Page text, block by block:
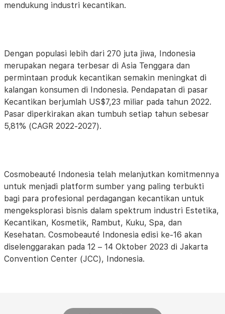
mendukung industri kecantikan.
Dengan populasi lebih dari 270 juta jiwa, Indonesia
merupakan negara terbesar di Asia Tenggara dan
permintaan produk kecantikan semakin meningkat di
kalangan konsumen di Indonesia. Pendapatan di pasar
Kecantikan berjumlah US$7,23 miliar pada tahun 2022.
Pasar diperkirakan akan tumbuh setiap tahun sebesar
5,81% (CAGR 2022-2027).
Cosmobeauté Indonesia telah melanjutkan komitmennya
untuk menjadi platform sumber yang paling terbukti
bagi para profesional perdagangan kecantikan untuk
mengeksplorasi bisnis dalam spektrum industri Estetika,
Kecantikan, Kosmetik, Rambut, Kuku, Spa, dan
Kesehatan. Cosmobeauté Indonesia edisi ke-16 akan
diselenggarakan pada 12 – 14 Oktober 2023 di Jakarta
Convention Center (JCC), Indonesia.